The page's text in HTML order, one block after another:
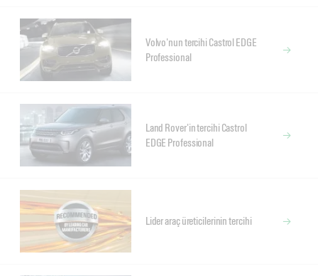
Volvo'nun tercihi Castrol EDGE
Professional
Land Rover'in tercihi Castrol
EDGE Professional
Lider araç üreticilerinin tercihi